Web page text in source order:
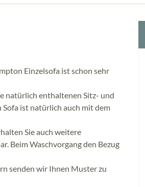
Einzelsofa ist schon sehr
natürlich enthaltenen Sitz- und
ist natürlich auch mit dem
Sie auch weitere
Beim Waschvorgang den Bezug
senden wir Ihnen Muster zu